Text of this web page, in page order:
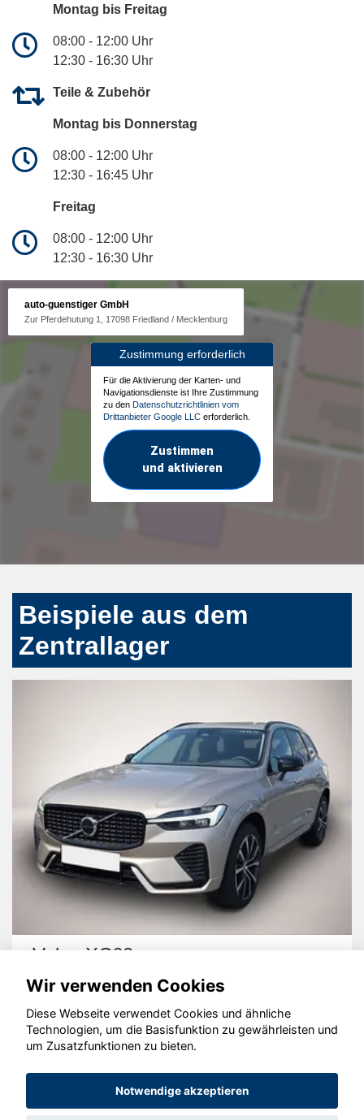
Montag bis Freitag
08:00 - 12:00 Uhr
12:30 - 16:30 Uhr
Teile & Zubehör
Montag bis Donnerstag
08:00 - 12:00 Uhr
12:30 - 16:45 Uhr
Freitag
08:00 - 12:00 Uhr
12:30 - 16:30 Uhr
auto-guenstiger GmbH
Zur Pferdehutung 1, 17098 Friedland / Mecklenburg
Zustimmung erforderlich
Für die Aktivierung der Karten- und
Navigationsdienste ist Ihre Zustimmung
zu den Datenschutzrichtlinien vom
Drittanbieter Google LLC erforderlich.
Zustimmen
und aktivieren
Beispiele aus dem
Zentrallager
Volvo XC60
© konjunkturmotor.de GmbH 2020 - 2026
Wir verwenden Cookies
Diese Webseite verwendet Cookies und ähnliche
Technologien, um die Basisfunktion zu gewährleisten und
um Zusatzfunktionen zu bieten.
Notwendige akzeptieren